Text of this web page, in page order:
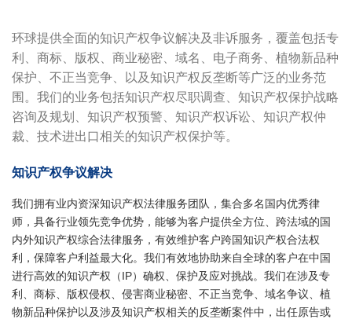
环球提供全面的知识产权争议解决及非诉服务，覆盖包括专
利、商标、版权、商业秘密、域名、电子商务、植物新品种
保护、不正当竞争、以及知识产权反垄断等广泛的业务范
围。我们的业务包括知识产权尽职调查、知识产权保护战略
咨询及规划、知识产权预警、知识产权诉讼、知识产权仲
裁、技术进出口相关的知识产权保护等。
知识产权争议解决
我们拥有业内资深知识产权法律服务团队，集合多名国内优秀律
师，具备行业领先竞争优势，能够为客户提供全方位、跨法域的国
内外知识产权综合法律服务，有效维护客户跨国知识产权合法权
利，保障客户利益最大化。我们有效地协助来自全球的客户在中国
进行高效的知识产权（IP）确权、保护及应对挑战。我们在涉及专
利、商标、版权侵权、侵害商业秘密、不正当竞争、域名争议、植
物新品种保护以及涉及知识产权相关的反垄断案件中，出任原告或